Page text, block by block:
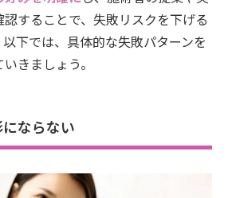
することで、失敗リスクを下げる
下では、具体的な失敗パターンを
きましょう。
ならない